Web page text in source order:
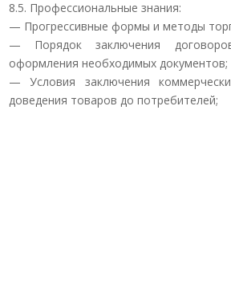
8.5. Профессиональные знания:
— Прогрессивные формы и методы
— Порядок заключения
оформления необходимых документов;
— Условия заключения
доведения товаров до потребителей;